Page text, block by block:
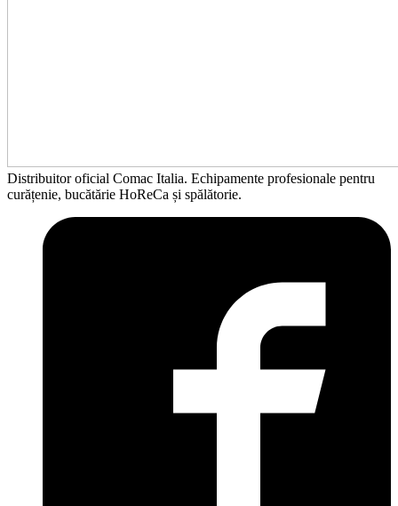
Distribuitor oficial Comac Italia. Echipamente profesionale pentru
curățenie, bucătărie HoReCa și spălătorie.